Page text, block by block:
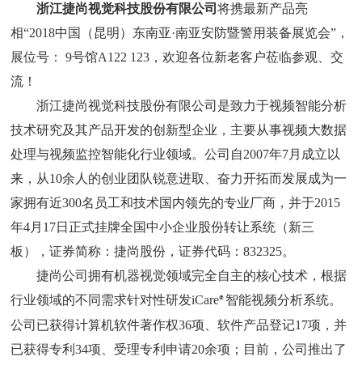
浙江捷尚视觉科技股份有限公司将携最新产品亮
相“2018中国（昆明）东南亚·南亚安防暨警用装备展览会” ，
展位号：9号馆A122 123 ，欢迎各位新老客户莅临参观、交
流！
浙江捷尚视觉科技股份有限公司是致力于视频智能分析
技术研究及其产品开发的创新型企业，主要从事视频大数据
处理与视频监控智能化行业领域。公司自2007年7月成立以
来，从10余人的创业团队锐意进取、奋力开拓而发展成为一
家拥有近300名员工和技术国内领先的专业厂商，并于2015
年4月 17日正式挂牌全国中小企业股份转让系统（新三
板），证券简称：捷尚股份，证券代码：832325。
捷尚公司拥有机器视觉领域完全自主的核心技术，根据
行业领域的不同需求针对性研发iCare®智能视频分析系统。
公司已获得计算机软件著作权36项、软件产品登记17项，并
已获得专利34项、受理专利申请20余项；目前，公司推出了